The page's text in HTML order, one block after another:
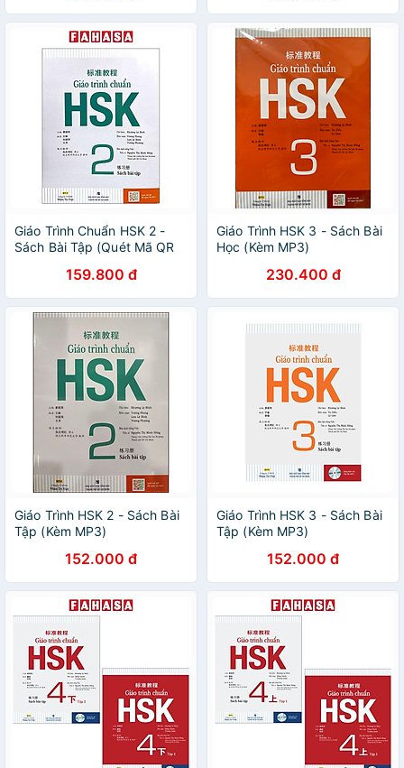
Giáo Trình Chuẩn HSK 2 -
Sách Bài Tập (Quét Mã QR
159.800 đ
Giáo Trình HSK 3 - Sách Bài
Học (Kèm MP3)
230.400 đ
Giáo Trình HSK 2 - Sách Bài
Tập (Kèm MP3)
152.000 đ
Giáo Trình HSK 3 - Sách Bài
Tập (Kèm MP3)
152.000 đ